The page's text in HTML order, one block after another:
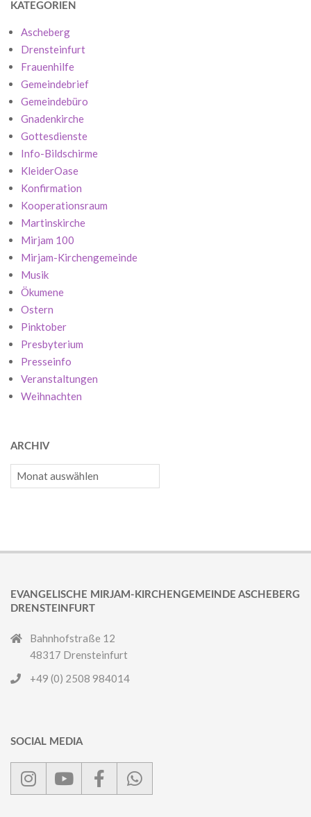
KATEGORIEN
Ascheberg
Drensteinfurt
Frauenhilfe
Gemeindebrief
Gemeindebüro
Gnadenkirche
Gottesdienste
Info-Bildschirme
KleiderOase
Konfirmation
Kooperationsraum
Martinskirche
Mirjam 100
Mirjam-Kirchengemeinde
Musik
Ökumene
Ostern
Pinktober
Presbyterium
Presseinfo
Veranstaltungen
Weihnachten
ARCHIV
Archiv
EVANGELISCHE MIRJAM-KIRCHENGEMEINDE ASCHEBERG
DRENSTEINFURT
Bahnhofstraße 12
48317 Drensteinfurt
+49 (0) 2508 984014
SOCIAL MEDIA